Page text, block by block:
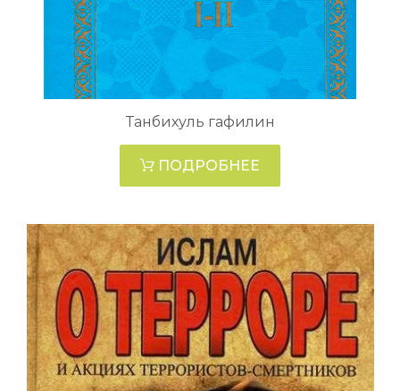
Танбихуль гафилин
ПОДРОБНЕЕ